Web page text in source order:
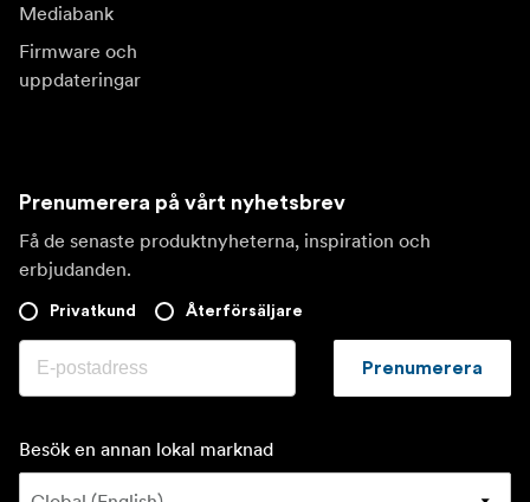
Mediabank
Firmware och
uppdateringar
Prenumerera på vårt nyhetsbrev
Få de senaste produktnyheterna, inspiration och
erbjudanden.
Privatkund Återförsäljare
Prenumerera
Besök en annan lokal marknad